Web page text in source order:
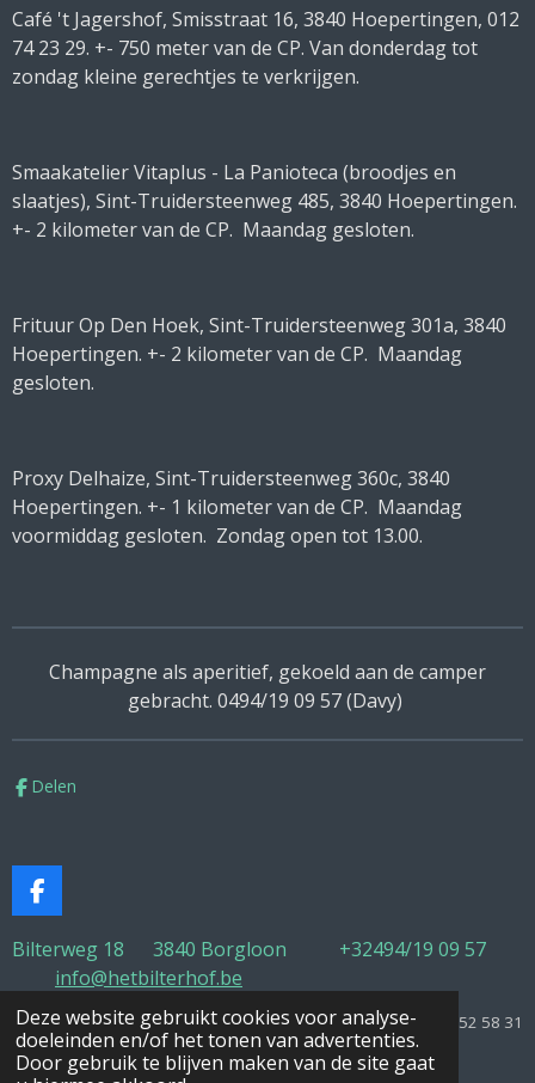
Deze website gebruikt cookies voor analyse-
doeleinden en/of het tonen van advertenties.
Door gebruik te blijven maken van de site gaat
Café 't Jagershof, Smisstraat 16, 3840 Hoepertingen, 012
74 23 29. +- 750 meter van de CP. Van donderdag tot
zondag kleine gerechtjes te verkrijgen.
Smaakatelier Vitaplus - La Panioteca (broodjes en
slaatjes), Sint-Truidersteenweg 485, 3840 Hoepertingen.
+- 2 kilometer van de CP. Maandag gesloten.
Frituur Op Den Hoek, Sint-Truidersteenweg 301a, 3840
Hoepertingen. +- 2 kilometer van de CP. Maandag
gesloten.
Proxy Delhaize, Sint-Truidersteenweg 360c, 3840
Hoepertingen. +- 1 kilometer van de CP. Maandag
voormiddag gesloten. Zondag open tot 13.00.
Champagne als aperitief, gekoeld aan de camper
gebracht. 0494/19 09 57 (Davy)
Delen
F
a
c
b
o
o
k
Bilterweg 18 3840 Borgloon +32494/19 09 57
info@hetbilterhof.be
Designed by Vansonhoven Joihan 0495/52 58 31
© 2021 Camperplaats Het Bilterhof